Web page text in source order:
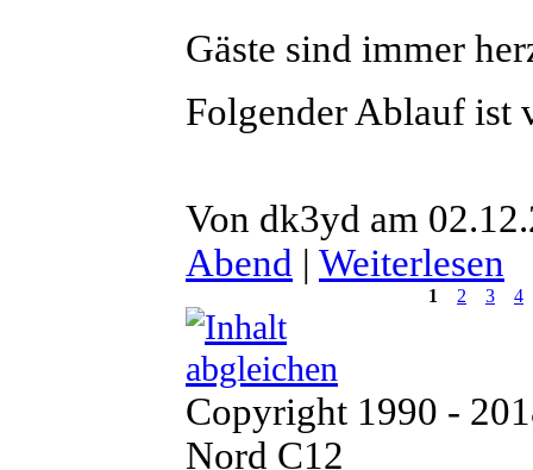
Gäste sind immer
Folgender Ablauf ist
Von dk3yd am
Abend | Weiterlesen
1 2 3 4
Copyright 1990 -
Nord C12